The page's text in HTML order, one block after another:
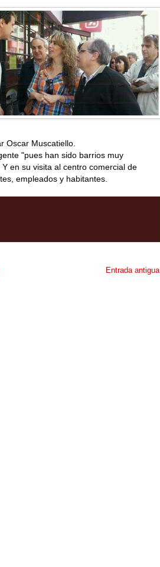
Oscar Muscatiello.
"pues han sido barrios muy
en su visita al centro comercial de
empleados y habitantes.
Entrada antigua